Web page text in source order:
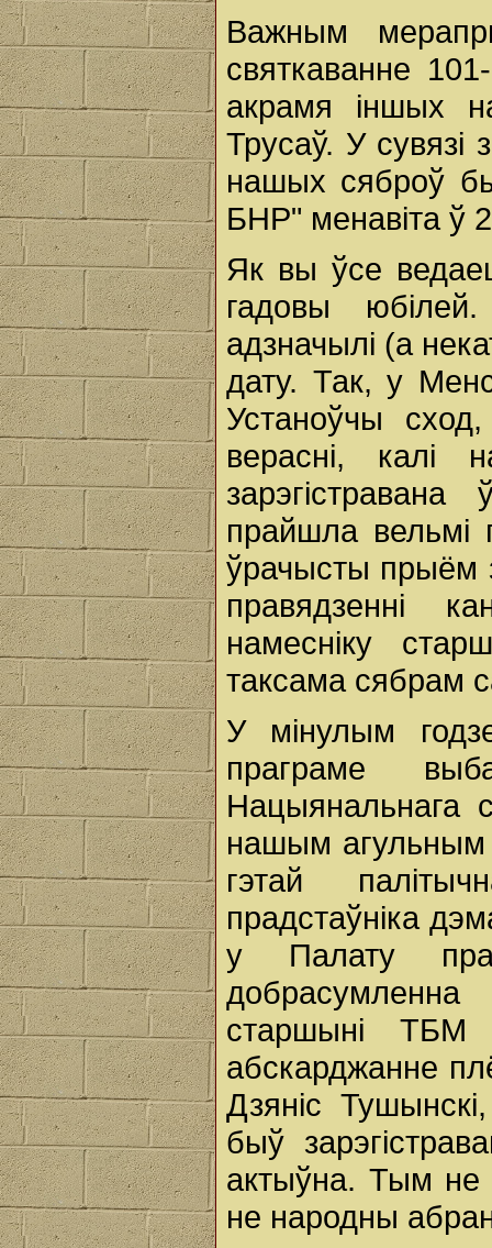
Важным
святкаванне
акрамя іншых
Трусаў. У
нашых сяброў
БНР" менавіта ў
Як вы ўсе
гадовы
адзначылі (а
дату. Так, у
Устаноўчы
верасні, калі
прайшла вельмі
ўрачысты прыём
правядзенні
намесніку
таксама сябрам
У мінулым
праграме
Нацыянальнага
нашым
гэтай
прадстаўніка
у Палату
старшыні ТБМ
абскарджанне
Дзяніс
быў
актыўна. Тым не
не народны